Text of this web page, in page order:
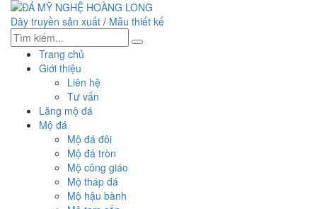
Dây truyền sản xuất / Mẫu thiết kế
Trang chủ
Giới thiệu
Liên hệ
Tư vấn
Lăng mộ đá
Mộ đá
Mộ đá đôi
Mộ đá tròn
Mộ công giáo
Mộ tháp đá
Mộ hậu bành